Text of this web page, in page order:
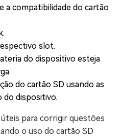
a compatibilidade do cartão
slot.
do dispositivo esteja
do cartão SD usando as
do dispositivo.
para corrigir questões
o uso do cartão SD